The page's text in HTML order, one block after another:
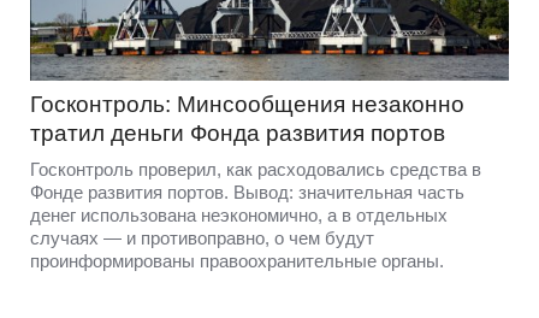
Госконтроль: Минсообщения незаконно
тратил деньги Фонда развития портов
Госконтроль проверил, как расходовались средства в
Фонде развития портов. Вывод: значительная часть
денег использована неэкономично, а в отдельных
случаях — и противоправно, о чем будут
проинформированы правоохранительные органы.